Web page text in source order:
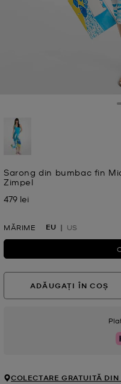
Sarong din bumbac fin
Zimpel
Acum
479 lei
MĂRIME EU US
ADĂUGAȚI ÎN COȘ
COLECTARE GRATUITĂ